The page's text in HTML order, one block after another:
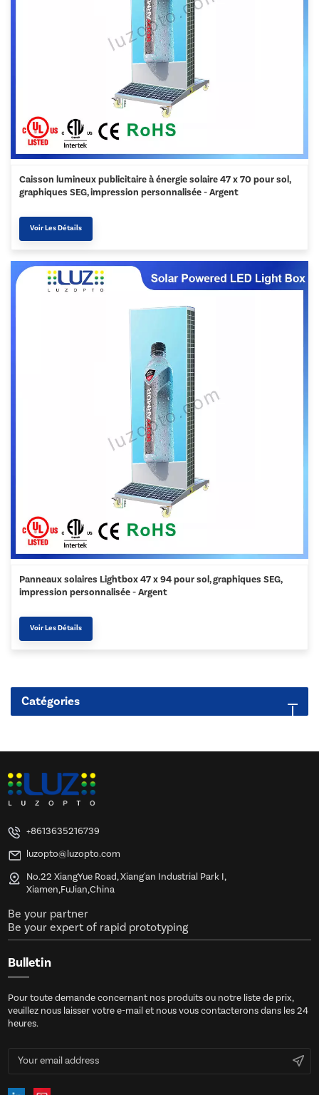
Caisson lumineux publicitaire à énergie solaire 47 x 70 pour sol,
graphiques SEG, impression personnalisée - Argent
Voir Les Détails
Panneaux solaires Lightbox 47 x 94 pour sol, graphiques SEG,
impression personnalisée - Argent
Voir Les Détails
Catégories
+8613635216739
luzopto@luzopto.com
No.22 XiangYue Road, Xiang'an Industrial Park I,
Xiamen,FuJian,China
Be your partner
Be your expert of rapid prototyping
Bulletin
Pour toute demande concernant nos produits ou notre liste de prix,
veuillez nous laisser votre e-mail et nous vous contacterons dans les 24
heures.